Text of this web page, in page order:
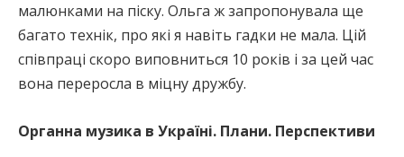
малюнками на піску. Ольга ж запропонувала ще
багато технік, про які я навіть гадки не мала. Цій
співпраці скоро виповниться 10 років і за цей час
вона переросла в міцну дружбу.
Органна музика в Україні. Плани. Перспективи